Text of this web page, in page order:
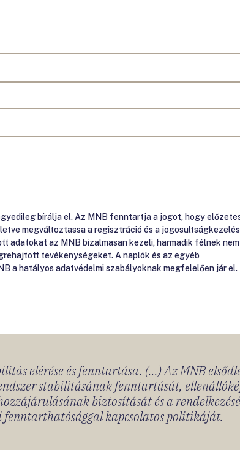
bírálja el. Az MNB fenntartja a jogot, hogy
megváltoztassa a regisztráció és a jogosultságkezelés
adatokat az MNB bizalmasan kezeli, harmadik félnek nem
tevékenységeket. A naplók és az egyéb
a hatályos adatvédelmi szabályoknak megfelelően jár el.
elérése és fenntartása. (...) Az MNB
stabilitásának fenntartását,
biztosítását és a
kapcsolatos politikáját.